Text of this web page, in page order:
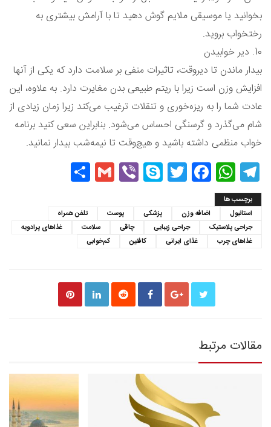
بخوانید یا موسیقی ملایم گوش دهید تا با آرامش بیشتری به
رختخواب بروید.
10. دیر خوابیدن
بیدار ماندن تا دیروقت، تاثیرات منفی بر سلامت دارد که یکی از آنها
افزایش وزن است زیرا با ریتم طبیعی بدن مغایرت دارد. به علاوه، این
عادت شما را به ریزه‌خوری و تنقلات ترغیب می‌کند زیرا زمان زیادی از
شام می‌گذرد و گرسنگی احساس می‌شود. بنابراین سعی کنید برنامه
خواب منظمی داشته باشید و هیچ‌وقت تا نیمه‌شب بیدار نمانید.
Telegram
WhatsApp
Facebook
Twitter
Skype
Viber
Gmail
برچسب ها
استانبول
اضافه وزن پزشکی پوست
تلفن همراه
جراحی پلاستیک
جراحی زیبایی چاقی سلامت
غذاهای پرادویه
غذاهای چرب
غذای ایرانی کافئین کم‌خوابی
مقالات مرتبط